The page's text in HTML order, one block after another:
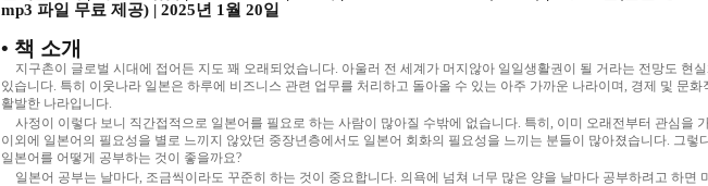
mp3 파일 무료 제공) | 2025년 1 월 20일
• 책 소개
지구촌이 글로벌 시대에 접어든 지도 꽤 오래되었습니다. 아울러 전 세계가 머지않아 일일생활권이 될 거라는 전망도 현
있습니다. 특히 이웃나라 일본은 하루에 비즈니스 관련 업무를 처리하고 돌아올 수 있는 아주 가까운 나라이며, 경제 및 문화
활발한 나라입니다.
사정이 이렇다 보니 직간접적으로 일본어를 필요로 하는 사람이 많아질 수밖에 없습니다. 특히, 이미 오래전부터 관심을
이외에 일본어의 필요성을 별로 느끼지 않았던 중장년층에서도 일본어 회화의 필요성을 느끼는 분들이 많아졌습니다. 그렇
일본어를 어떻게 공부하는 것이 좋을까요?
일본어 공부는 날마다, 조금씩이라도 꾸준히 하는 것이 중요합니다. 의욕에 넘쳐 너무 많은 양을 날마다 공부하려고 하면